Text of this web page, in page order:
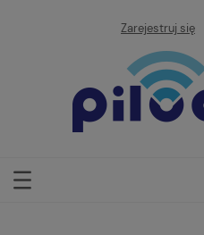
Zarejestruj się